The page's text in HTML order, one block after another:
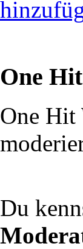
One
One Hit
Du